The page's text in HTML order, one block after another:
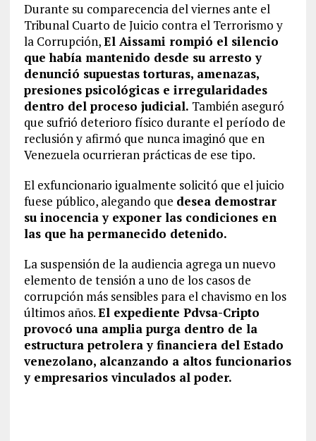
Durante su comparecencia del viernes ante el
Tribunal Cuarto de Juicio contra el Terrorismo y
la Corrupción,El Aissami rompió el silencio
que había mantenido desde su arresto y
denunció supuestas torturas, amenazas,
presiones psicológicas e irregularidades
dentro del proceso judicial. También aseguró
que sufrió deterioro físico durante el período de
reclusión y afirmó que nunca imaginó que en
Venezuela ocurrieran prácticas de ese tipo.
El exfuncionario igualmente solicitó que el juicio
fuese público, alegando que desea demostrar
su inocencia y exponer las condiciones en
las que ha permanecido detenido.
La suspensión de la audiencia agrega un nuevo
elemento de tensión a uno de los casos de
corrupción más sensibles para el chavismo en los
últimos años.El expediente Pdvsa-Cripto
provocó una amplia purga dentro de la
estructura petrolera y financiera del Estado
venezolano, alcanzando a altos funcionarios
y empresarios vinculados al poder.